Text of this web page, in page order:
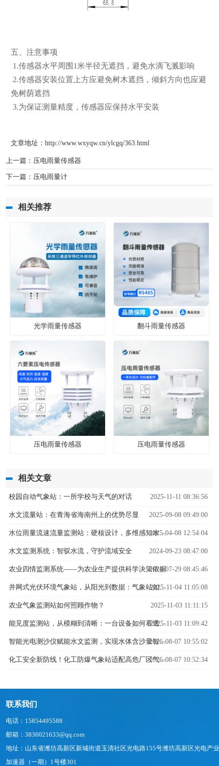
五、注意事项
1.传感器水平周围1米半径无遮挡，避免水滴飞溅影响
2.传感器安装位置上方应避免树木遮挡，倾斜方向也应避
免树荫遮挡
3.为保证测量精度，传感器应保持水平安装
文章地址：http://www.wxyqw.cn/ylcgq/363.html
上一篇： 压电雨量传感器
下一篇： 压电雨量计
相关推荐
光学雨量传感器 翻斗雨量传感器
压电雨量传感器 压电雨量传感器
相关文章
校园自动气象站：一所学校与天气的对话 2025-11-11 08:36:56
水文流量站：在青海省海南州上的优势尽显 2025-09-08 09:49:00
水位雨量流速流量监测站：硬核设计，多维感知水文变化
2025-04-08 12:54:04
水文监测系统：智驭水流，守护流域安全 2024-09-23 08:47:00
农业四情监测系统——为农业生产提供科学决策依据2024-07-29 08:45:46
并网式光伏环境气象站，从阳光到数据：气象站如何解码光伏发电密码？
2025-11-04 11:05:08
农业气象监测站如何照顾作物？ 2025-11-03 11:11:15
能见度监测站，从模糊到清晰：一台设备如何看透迷雾中的危险
2025-11-03 11:09:42
智能光电测沙仪赋能水文监测，实现水体含沙量智能精准管控
2026-08-07 10:55:02
化工安全新防线！化工防爆气象站适配高危厂区气象监测
2026-08-07 10:52:34
联系我们
电话：15854495588
邮箱：3836021633@qq.com
地址：山东省潍坊高新区新城街道玉清社区光电路155号潍坊高新区光电产业
加速器（一期）1号楼301